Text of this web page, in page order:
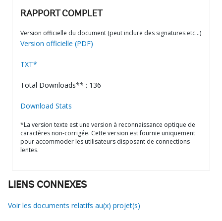
RAPPORT COMPLET
Version officielle du document (peut inclure des signatures etc…)
Version officielle (PDF)
TXT*
Total Downloads** : 136
Download Stats
*La version texte est une version à reconnaissance optique de
caractères non-corrigée. Cette version est fournie uniquement
pour accommoder les utilisateurs disposant de connections
lentes.
LIENS CONNEXES
Voir les documents relatifs au(x) projet(s)